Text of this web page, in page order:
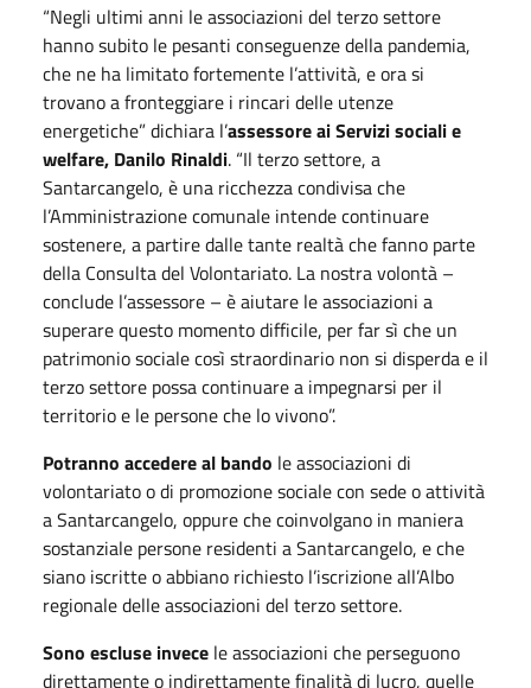
“Negli ultimi anni le associazioni del terzo settore
hanno subito le pesanti conseguenze della pandemia,
che ne ha limitato fortemente l’attività, e ora si
trovano a fronteggiare i rincari delle utenze
energetiche” dichiara l’assessore ai Servizi sociali e
welfare, Danilo Rinaldi. “Il terzo settore, a
Santarcangelo, è una ricchezza condivisa che
l’Amministrazione comunale intende continuare
sostenere, a partire dalle tante realtà che fanno parte
della Consulta del Volontariato. La nostra volontà –
conclude l’assessore – è aiutare le associazioni a
superare questo momento difficile, per far sì che un
patrimonio sociale così straordinario non si disperda e il
terzo settore possa continuare a impegnarsi per il
territorio e le persone che lo vivono”.
Potranno accedere al bando le associazioni di
volontariato o di promozione sociale con sede o attività
a Santarcangelo, oppure che coinvolgano in maniera
sostanziale persone residenti a Santarcangelo, e che
siano iscritte o abbiano richiesto l’iscrizione all’Albo
regionale delle associazioni del terzo settore.
Sono escluse invece le associazioni che perseguono
direttamente o indirettamente finalità di lucro, quelle